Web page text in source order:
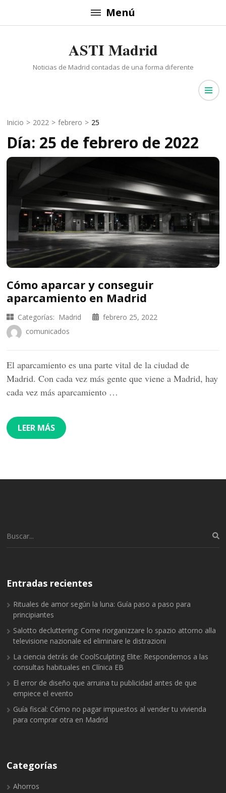
al
Menú
ASTI Madrid
Noticias de Madrid contadas de una forma diferente
Inicio > 2022 > febrero > 25
Día: 25 de febrero de 2022
Cómo aparcar y conseguir
aparcamiento en Madrid
Categorías: Madrid
febrero 25, 2022
comunicados
El aparcamiento es una parte vital de la ciudad de
Madrid. Con cada vez más gente que viene a Madrid, hay
cada vez más aparcamiento …
LEER MÁS
Buscar:
Entradas recientes
Rituales de amor según la luna: Guía paso a paso para
principiantes
Salotto decluttering: Come riorganizzare lo spazio attorno alla
televisione nazionale ed eliminare le distrazioni
La ciencia detrás de CoolSculpting Elite: Respondemos a las
consultas habituales en Clínica EB
El error de diseño que arruina tu publicidad antes de que
empiece el evento
Guía fiscal: Cómo no pagar impuestos al vender tu vivienda
para comprar otra en Madrid
Categorías
Ahorros